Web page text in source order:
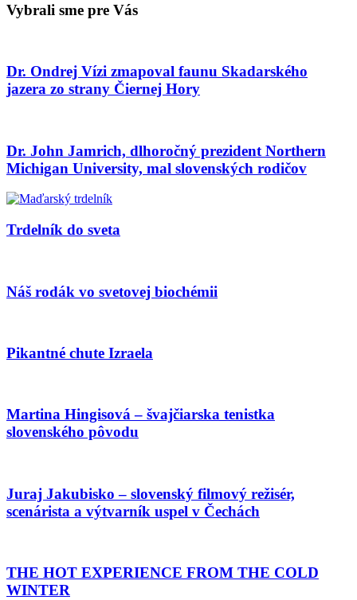
Vybrali sme pre Vás
Dr. Ondrej Vízi zmapoval faunu Skadarského
jazera zo strany Čiernej Hory
Dr. John Jamrich, dlhoročný prezident Northern
Michigan University, mal slovenských rodičov
Trdelník do sveta
Náš rodák vo svetovej biochémii
Pikantné chute Izraela
Martina Hingisová – švajčiarska tenistka
slovenského pôvodu
Juraj Jakubisko – slovenský filmový režisér,
scenárista a výtvarník uspel v Čechách
THE HOT EXPERIENCE FROM THE COLD
WINTER